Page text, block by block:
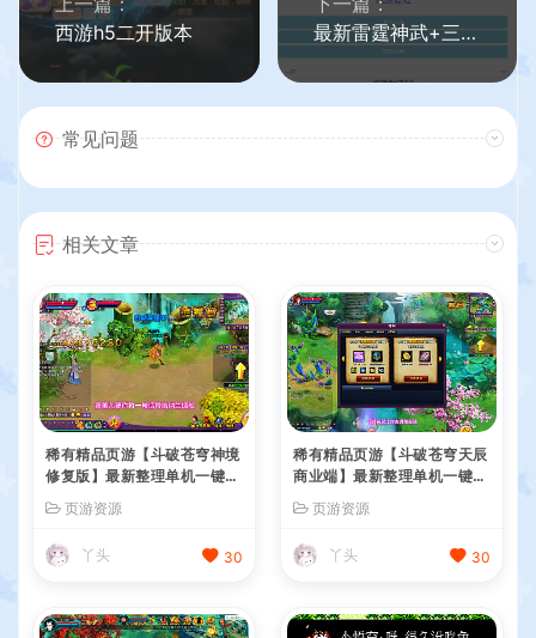
西游h5二开版本
最新雷霆神武+三端+架设教程+后台
常见问题
相关文章
稀有精品页游【斗破苍穹神境
修复版】最新整理单机一键即
+管理后台+详细搭建教程
页游资源
丫头 30
稀有精品页游【斗破苍穹天辰
商业端】最新整理单机一键即
+管理后台+详细搭建教程
页游资源
丫头 30